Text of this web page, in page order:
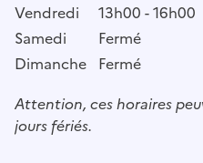
Vendredi
13h00 - 16h00
Samedi
Fermé
Dimanche Fermé
Attention, ces horaires
jours fériés.